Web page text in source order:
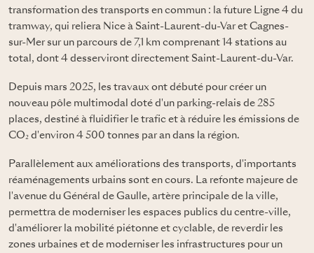
transformation des transports en commun : la future Ligne 4 du
tramway, qui reliera Nice à Saint-Laurent-du-Var et Cagnes-
sur-Mer sur un parcours de 7,1 km comprenant 14 stations au
total, dont 4 desserviront directement Saint-Laurent-du-Var.
Depuis mars 2025, les travaux ont débuté pour créer un
nouveau pôle multimodal doté d'un parking-relais de 285
places, destiné à fluidifier le trafic et à réduire les émissions de
CO₂ d'environ 4 500 tonnes par an dans la région.
Parallèlement aux améliorations des transports, d'importants
réaménagements urbains sont en cours. La refonte majeure de
l'avenue du Général de Gaulle, artère principale de la ville,
permettra de moderniser les espaces publics du centre-ville,
d'améliorer la mobilité piétonne et cyclable, de reverdir les
zones urbaines et de moderniser les infrastructures pour un